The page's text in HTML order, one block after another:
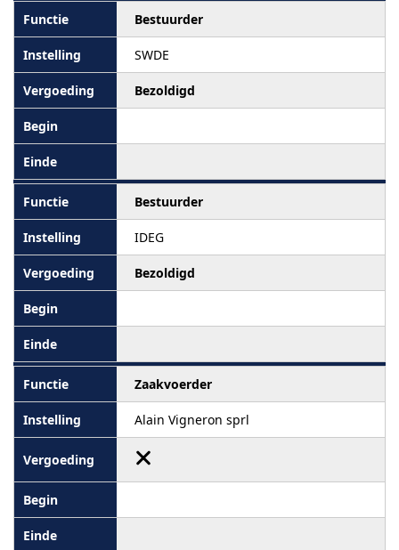
Bestuurder
SWDE
Bezoldigd
Bestuurder
IDEG
Bezoldigd
Zaakvoerder
Alain Vigneron sprl